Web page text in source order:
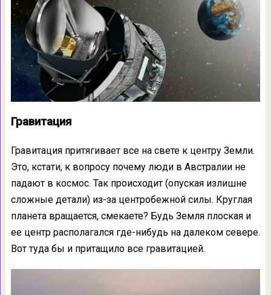
Гравитация
Гравитация притягивает все на свете к центру Земли.
Это, кстати, к вопросу почему люди в Австралии не
падают в космос. Так происходит (опуская излишне
сложные детали) из-за центробежной силы. Круглая
планета вращается, смекаете? Будь Земля плоская и
ее центр располагался где-нибудь на далеком севере.
Вот туда бы и притащило все гравитацией.